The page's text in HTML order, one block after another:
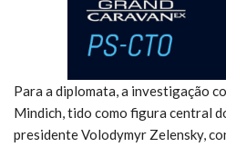
Para a diplomata, a investigação
Mindich, tido como figura central
presidente Volodymyr Zelensky,